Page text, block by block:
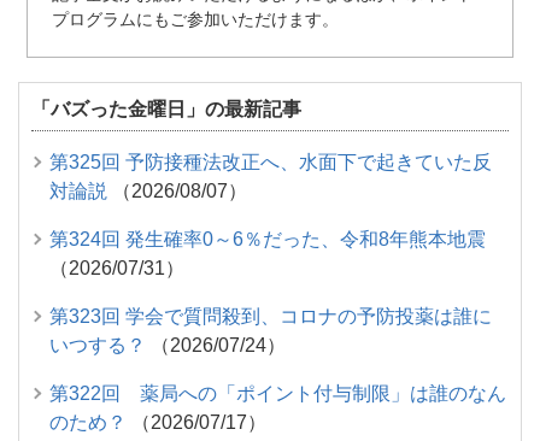
プログラムにもご参加いただけます。
「バズった金曜日」の最新記事
第325回 予防接種法改正へ、水面下で起きていた反
対論説
（2026/08/07）
第324回 発生確率0～6％だった、令和8年熊本地震
（2026/07/31）
第323回 学会で質問殺到、コロナの予防投薬は誰に
いつする？
（2026/07/24）
第322回 薬局への「ポイント付与制限」は誰のなん
のため？
（2026/07/17）